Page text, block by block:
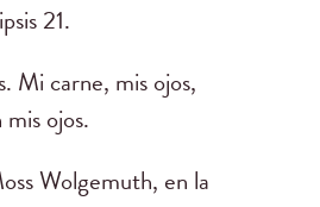
21.
Mi carne, mis ojos,
ojos.
Wolgemuth, en la